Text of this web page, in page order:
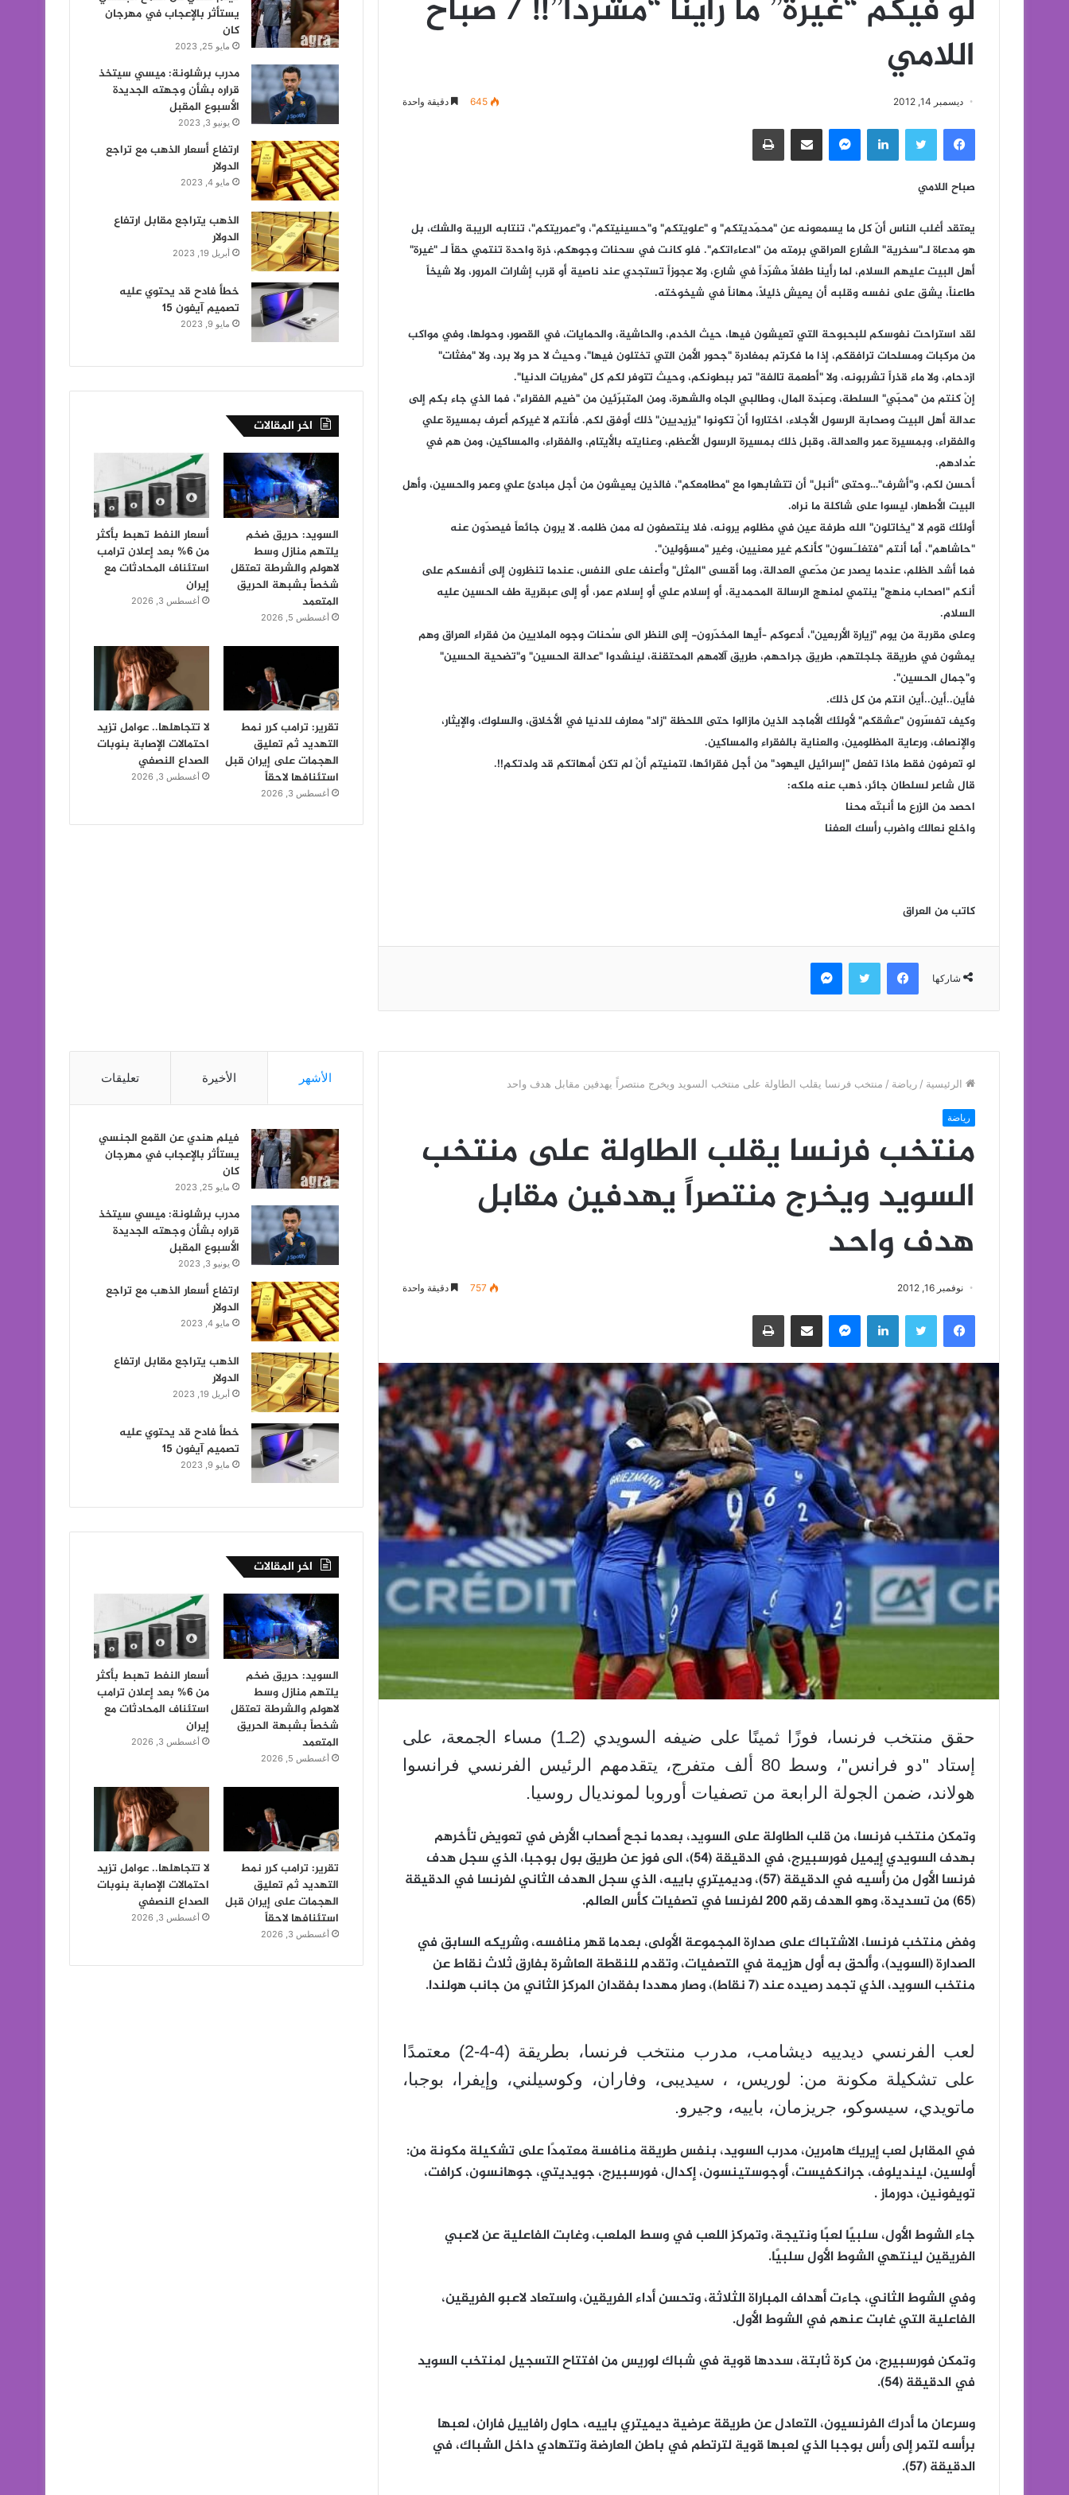
لو فيكم “غيرة” ما رأينا “مشرّداً”!! / صباح
اللامي
ديسمبر 14, 2012 645 دقيقة واحدة
فيسبوك تويتر لينكدإن ماسنجر مشاركة عبر البريد طباعة
صباح اللامي
يعتقد أغلب الناس أنّ كل ما يسمعونه عن "محمّديتكم" و "علويتكم" و"حسينيتكم"، و"عمريتكم"، تنتابه الريبة والشك، بل
هو مدعاة لـ"سخرية" الشارع العراقي برمته من "ادعاءاتكم". فلو كانت في سحنات وجوهكم، ذرة واحدة تنتمي حقاً لـ "غيرة"
أهل البيت عليهم السلام، لما رأينا طفلاً مشرّداً في شارع، ولا عجوزاً تستجدي عند ناصية أو قرب إشارات المرور، ولا شيخاً
طاعناً، يشق على نفسه وقلبه أن يعيش ذليلاً، مهاناً في شيخوخته.
لقد استراحت نفوسكم للبحبوحة التي تعيشون فيها، حيث الخدم، والحاشية، والحمايات، في القصور، وحولها، وفي مواكب
من مركبات ومسلحات ترافقكم، إذا ما فكرتم بمغادرة "جحور الأمن التي تختلون فيها"، وحيث لا حر ولا برد، ولا "مغثات"
ازدحام، ولا ماء قذراً تشربونه، ولا "أطعمة تالفة" تمر ببطونكم، وحيث تتوفر لكم كل "مغريات الدنيا".
إنْ كنتم من "محبّي" السلطة، وعبَدة المال، وطالبي الجاه والشهرة، ومن المتبرّئين من "ضيم الفقراء"، فما الذي جاء بكم إلى
عدالة أهل البيت وصحابة الرسول الأجلاء، اختاروا أنْ تكونوا "يزيديين" ذلك أوفق لكم. فأنتم لا غيركم أعرف بمسيرة علي
والفقراء، وبمسيرة عمر والعدالة، وقبل ذلك بمسيرة الرسول الأعظم، وعنايته بالأيتام، والفقراء، والمساكين، ومن هم في
عُدادهم.
أحسن لكم، و"أشرف"…وحتى "أنبل" أن تتشابهوا مع "مطامعكم"، فالذين يعيشون من أجل مبادئ علي وعمر والحسين، وأهل
البيت الأطهار، ليسوا على شاكلة ما نراه.
أولئك قوم لا "يخاتلون" الله طرفة عين في مظلوم يرونه، فلا ينتصفون له ممن ظلمه. لا يرون جائعاً فيصدّون عنه
"حاشاهم"، أما أنتم "فتغلـّسون" كأنكم غير معنيين، وغير "مسؤولين".
فما أشد الظلم، عندما يصدر عن مدّعي العدالة، وما أقسى "المثل" وأعنف على النفس، عندما تنظرون إلى أنفسكم على
أنكم "اصحاب منهج" ينتمي لمنهج الرسالة المحمدية، أو إسلام علي أو إسلام عمر، أو إلى عبقرية طف الحسين عليه
السلام.
وعلى مقربة من يوم "زيارة الأربعين"، أدعوكم –أيها المخدّرون- إلى النظر الى سُحنات وجوه الملايين من فقراء العراق وهم
يمشون في طريقة جلجلتهم، طريق جراحهم، طريق آلامهم المحتقنة، لينشدوا "عدالة الحسين" و"تضحية الحسين"
و"جمال الحسين".
فأين..أين..أين انتم من كل ذلك.
وكيف تفسّرون "عشقكم" لأولئك الأماجد الذين مازالوا حتى اللحظة "زاد" معارف للدنيا في الأخلاق، والسلوك، والإيثار،
والإنصاف، ورعاية المظلومين، والعناية بالفقراء والمساكين.
لو تعرفون فقط ماذا تفعل "إسرائيل اليهود" من أجل فقرائها، لتمنيتم أنْ لم تكن أمهاتكم قد ولدتكم!!.
قال شاعر لسلطان جائر، ذهب عنه ملكه:
احصد من الزرع ما أنبتّه محنا
واخلع نعالك واضرب رأسك العفنا
كاتب من العراق
شاركها
فيسبوك تويتر ماسنجر
يستأثر بالإعجاب في مهرجان
كان
مايو 25, 2023
مدرب برشلونة: ميسي سيتخذ
قراره بشأن وجهته الجديدة
الأسبوع المقبل
يونيو 3, 2023
ارتفاع أسعار الذهب مع تراجع
الدولار
مايو 4, 2023
الذهب يتراجع مقابل ارتفاع
الدولار
أبريل 19, 2023
خطأ فادح قد يحتوي عليه
تصميم آيفون 15
مايو 9, 2023
اخر المقالات
السويد: حريق ضخم
يلتهم منازل وسط
لاهولم والشرطة تعتقل
شخصاً بشبهة الحريق
المتعمد
أغسطس 5, 2026
أسعار النفط تهبط بأكثر
من 6% بعد إعلان ترامب
استئناف المحادثات مع
إيران
أغسطس 3, 2026
تقرير: ترامب كرر نمط
التهديد ثم تعليق
الهجمات على إيران قبل
استئنافها لاحقاً
أغسطس 3, 2026
لا تتجاهلها.. عوامل تزيد
احتمالات الإصابة بنوبات
الصداع النصفي
أغسطس 3, 2026